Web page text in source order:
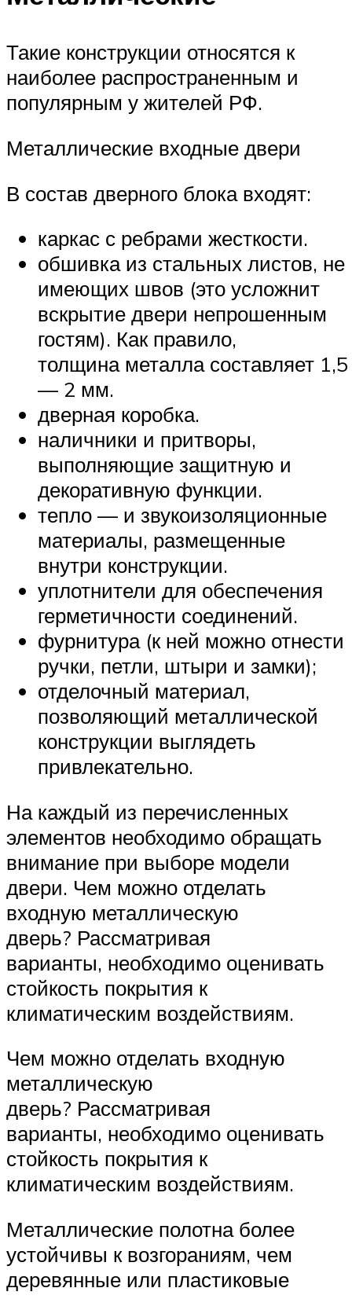
Такие конструкции относятся к
наиболее распространенным и
популярным у жителей РФ.
Металлические входные двери
В состав дверного блока входят:
каркас с ребрами жесткости.
обшивка из стальных листов, не
имеющих швов (это усложнит
вскрытие двери непрошенным
гостям). Как правило,
толщина металла составляет 1,5
— 2 мм.
дверная коробка.
наличники и притворы,
выполняющие защитную и
декоративную функции.
тепло — и звукоизоляционные
материалы, размещенные
внутри конструкции.
уплотнители для обеспечения
герметичности соединений.
фурнитура (к ней можно отнести
ручки, петли, штыри и замки);
отделочный материал,
позволяющий металлической
конструкции выглядеть
привлекательно.
На каждый из перечисленных
элементов необходимо обращать
внимание при выборе модели
двери. Чем можно отделать
входную металлическую
дверь? Рассматривая
варианты, необходимо оценивать
стойкость покрытия к
климатическим воздействиям.
Чем можно отделать входную
металлическую
дверь? Рассматривая
варианты, необходимо оценивать
стойкость покрытия к
климатическим воздействиям.
Металлические полотна более
устойчивы к возгораниям, чем
деревянные или пластиковые